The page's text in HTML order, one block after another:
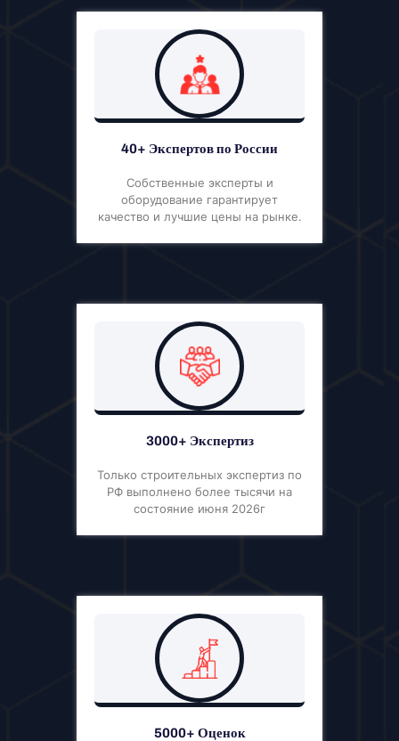
40+ Экспертов по России
Собственные эксперты и
оборудование гарантирует
качество и лучшие цены на рынке.
3000+ Экспертиз
Только строительных экспертиз по
РФ выполнено более тысячи на
состояние июня 2026г
5000+ Оценок